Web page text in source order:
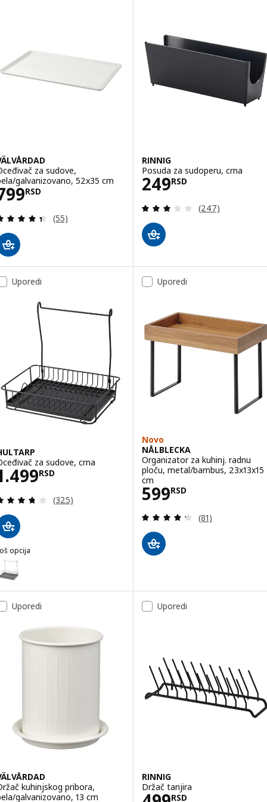
za sudove,
galvanizovano, 52x35 cm
RSD799RSD
Pregled: 4.4 od 5 Zvezdice. Ukupno recenzija:
(55)
RINNIG
Posuda za sudoperu, crna
249RSD
Cena 249RSD
Pregled: 2.9 od
(247)
Uporedi
za sudove, crna
RSD
1499RSD
Pregled: 3.7 od 5 Zvezdice. Ukupno recenzija:
(325)
opcija
HULTARP, Oceđivač za sudove, niklovano
Uporedi
Novo
NÅLBLECKA
Organizator za kuhinj. radnu
ploču, metal/bambus, 23x13x15
cm
599RSD
Cena 599RSD
Pregled: 4.3 od
(81)
Uporedi
kuhinjskog pribora,
galvanizovano, 13 cm
Uporedi
RINNIG
Držač tanjira
RSD